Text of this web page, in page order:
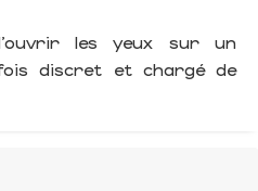
les yeux sur un
discret et chargé de